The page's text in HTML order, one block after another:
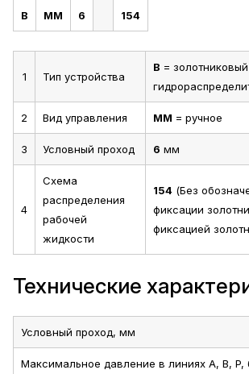
В ММ 6 154
1 Тип устройства
В = золотниковый
2 Вид управления ММ = ручное
3 Условный проход 6 мм
4
Схема
распределения
рабочей
жидкости
154 (Без
фиксации
фиксацией
Технические
Условный проход, мм
Максимальное давление в линиях A, B, P,